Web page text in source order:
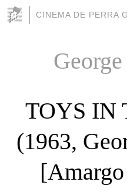
CINEMA DE PERRA
TOYS IN
(1963,